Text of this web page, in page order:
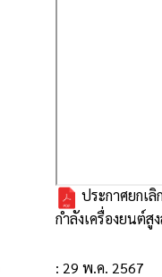
ประกาศยกเ
กำลังเครื่องยนต์สู
: 29 พ.ค. 2567